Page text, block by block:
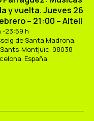
y vuelta. Jueves 26
– 21:00 – Altell
-23:59 h
de Santa Madrona,
Montjuïc, 08038
España